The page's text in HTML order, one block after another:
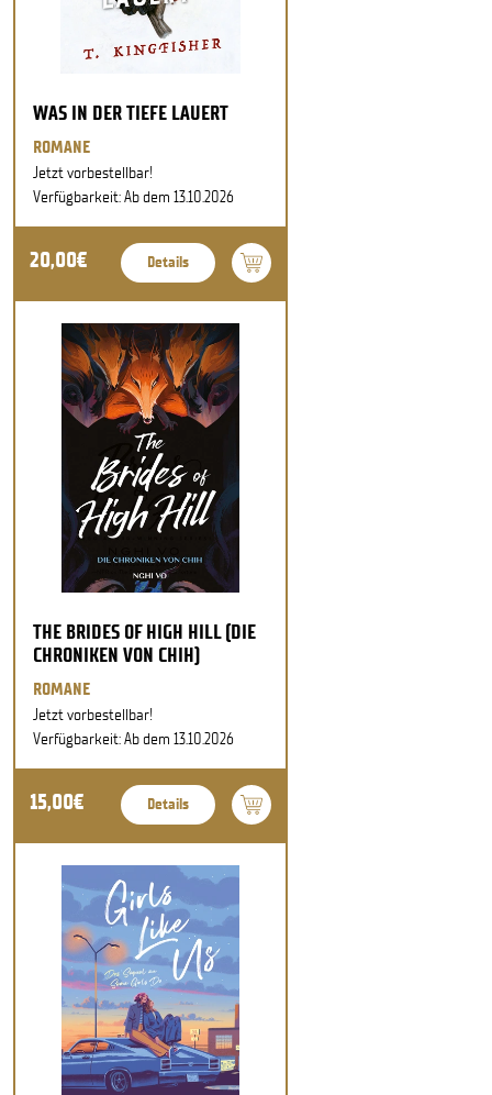
WAS IN DER TIEFE LAUERT
ROMANE
Jetzt vorbestellbar!
Verfügbarkeit: Ab dem 13.10.2026
20,00€ Details
THE BRIDES OF HIGH HILL (DIE
CHRONIKEN VON CHIH)
ROMANE
Jetzt vorbestellbar!
Verfügbarkeit: Ab dem 13.10.2026
15,00€ Details